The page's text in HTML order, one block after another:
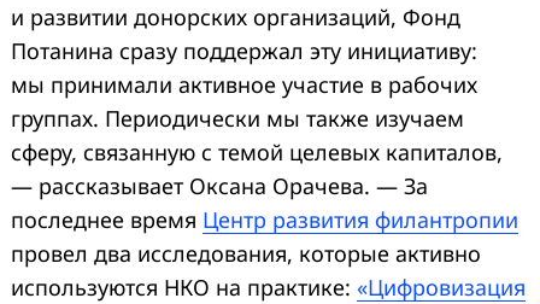
и развитии донорских организаций, Фонд
Потанина сразу поддержал эту инициативу:
мы принимали активное участие в рабочих
группах. Периодически мы также изучаем
сферу, связанную с темой целевых капиталов,
— рассказывает Оксана Орачева. — За
последнее время Центр развития филантропии
провел два исследования, которые активно
используются НКО на практике: «Цифровизация